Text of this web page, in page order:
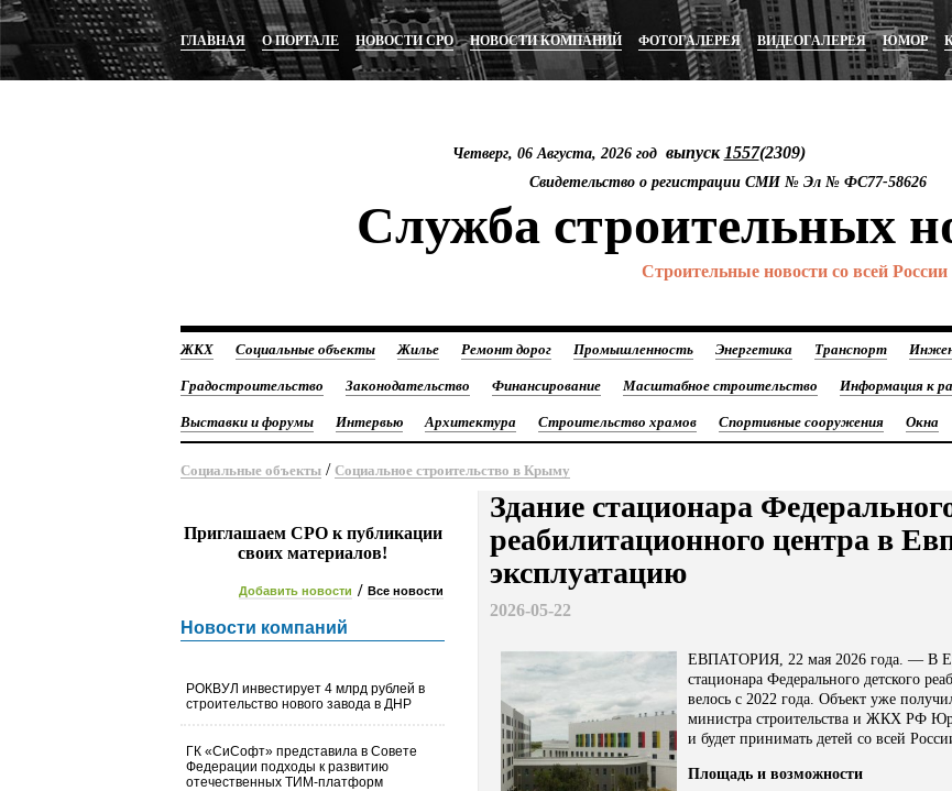
ГЛАВНАЯ О ПОРТАЛЕ НОВОСТИ СРО НОВОСТИ КОМПАНИЙ ФОТОГАЛЕРЕЯ ВИДЕОГАЛЕРЕЯ ЮМОР
Четверг, 06 Августа, 2026 год выпуск 1557(2309)
Свидетельство о регистрации СМИ № Эл № ФС77-58626
Служба строительных
Строительные новости со всей России
ЖКХ Социальные объекты Жилье Ремонт дорог Промышленность Энергетика Транспорт
Градостроительство Законодательство Финансирование Масштабное строительство Информация к
Выставки и форумы Интервью Архитектура Строительство храмов Спортивные сооружения Окна
Социальные объекты / Социальное строительство в Крыму
Приглашаем СРО к публикации
своих материалов!
Добавить новости / Все новости
Новости компаний
РОКВУЛ инвестирует 4 млрд рублей в
строительство нового завода в ДНР
ГК «СиСофт» представила в Совете
Федерации подходы к развитию
отечественных ТИМ-платформ
Здание стационара
реабилитационного центра в
эксплуатацию
2026-05-22
ЕВПАТОРИЯ, 22 мая 2026 года. — В
стационара Федерального детского
велось с 2022 года. Объект уже
министра строительства и ЖКХ РФ
и будет принимать детей со всей
Площадь и возможности